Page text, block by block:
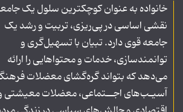
خانواده به عنوان کوچکترین سلول یک
نقشی اساسی در پی‌ریزی، تربیت و رشد یک
جامعه قوی دارد. تبیان با تسهیل‌گری و
توانمندسازی، خدمات و محتواهایی را ارائه
می‌دهد که بتواند گره‌گشای معضلات
آسیـب‌های اجــتماعی، معضلات معیشتی